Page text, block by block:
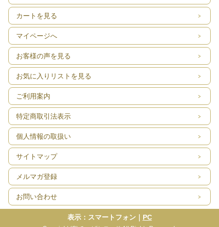
カートを見る
マイページへ
お客様の声を見る
お気に入りリストを見る
ご利用案内
特定商取引法表示
個人情報の取扱い
サイトマップ
メルマガ登録
お問い合わせ
表示：スマートフォン｜ PC